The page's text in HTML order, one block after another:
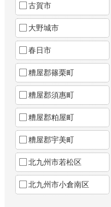
古賀市
大野城市
春日市
糟屋郡篠栗町
糟屋郡須惠町
糟屋郡粕屋町
糟屋郡宇美町
北九州市若松区
北九州市小倉南区